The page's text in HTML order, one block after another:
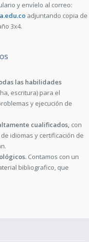
y envíelo al correo:
adjuntando copia de
3x4.
las habilidades
escritura) para el
y ejecución de
cualificados, con
idiomas y certificación de
Contamos con un
bibliografico, que